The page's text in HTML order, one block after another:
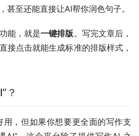
甚至还能直接让AI帮你润色句子。
能，就是一键排版 。写完文章后，
接点击就能生成标准的排版样式，
？
，但如果你想要更全面的写作支